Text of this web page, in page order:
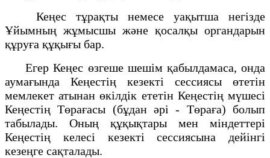
Кеңес тұрақты немесе уақытша негiзде
Ұйымның жұмысшы және қосалқы органдарын
құруға құқығы бар.
Егер Кеңес өзгеше шешім қабылдамаса, онда
аумағында Кеңестің кезекті сессиясы өтетін
мемлекет атынан өкілдік ететін Кеңестің мүшесі
Кеңестің Төрағасы (бұдан әрі - Төраға) болып
табылады. Оның құқықтары мен мiндеттерi
Кеңестiң келесi кезектi сессиясына дейiнгi
кезеңге сақталады.